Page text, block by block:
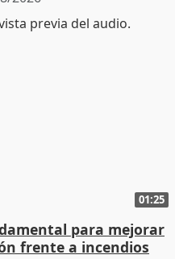
01:25
para mejorar
frente a incendios